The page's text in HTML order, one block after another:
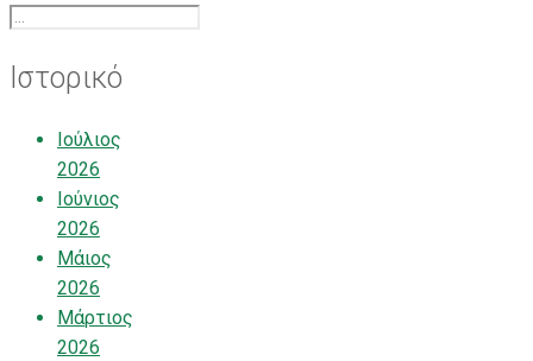
Ιστορικό
Ιούλιος
2026
Ιούνιος
2026
Μάιος
2026
Μάρτιος
2026